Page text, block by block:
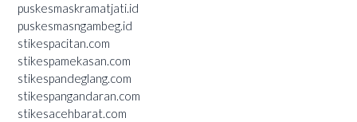
puskesmaskramatjati.id
puskesmasngambeg.id
stikespacitan.com
stikespamekasan.com
stikespandeglang.com
stikespangandaran.com
stikesacehbarat.com